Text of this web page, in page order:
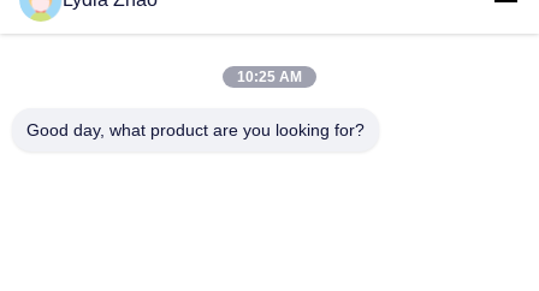
jesingd@vip.sina.com
10:25 AM
Good day, what product are you looking for?